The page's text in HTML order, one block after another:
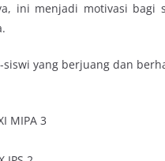
ini menjadi motivasi
siswi yang berjuang dan
MIPA 3